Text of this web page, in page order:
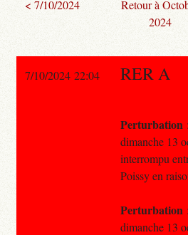
< 7/10/2024
Retour à
2024
7/10/2024 22:04 RER A
Perturbation
dimanche 13
interrompu
Poissy en
Perturbation
dimanche 13